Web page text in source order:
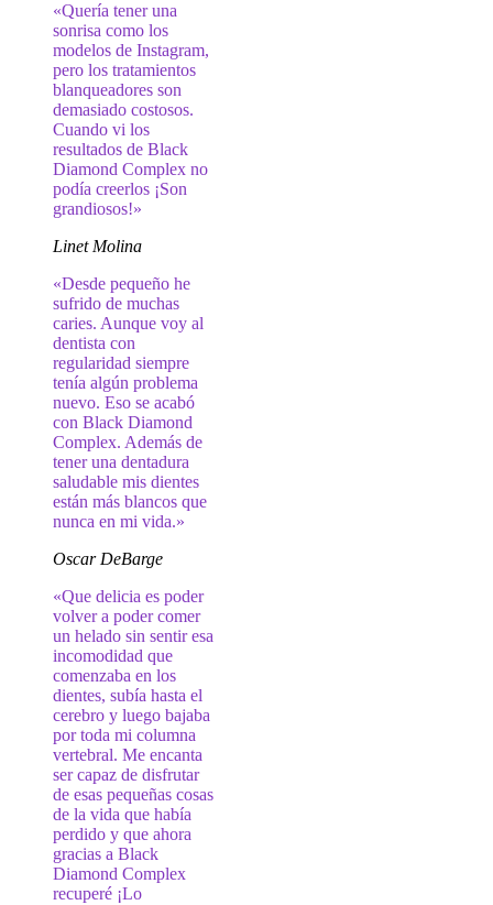
«Quería tener una
sonrisa como los
modelos de Instagram,
pero los tratamientos
blanqueadores son
demasiado costosos.
Cuando vi los
resultados de Black
Diamond Complex no
podía creerlos ¡Son
grandiosos!»
Linet Molina
«Desde pequeño he
sufrido de muchas
caries. Aunque voy al
dentista con
regularidad siempre
tenía algún problema
nuevo. Eso se acabó
con Black Diamond
Complex. Además de
tener una dentadura
saludable mis dientes
están más blancos que
nunca en mi vida.»
Oscar DeBarge
«Que delicia es poder
volver a poder comer
un helado sin sentir esa
incomodidad que
comenzaba en los
dientes, subía hasta el
cerebro y luego bajaba
por toda mi columna
vertebral. Me encanta
ser capaz de disfrutar
de esas pequeñas cosas
de la vida que había
perdido y que ahora
gracias a Black
Diamond Complex
recuperé ¡Lo